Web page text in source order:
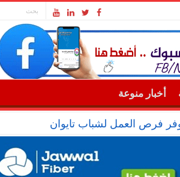
أخبار منوعة
فرص العمل لشباب تايوان